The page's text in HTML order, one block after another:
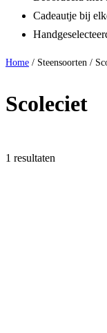
Cadeautje bij
Home / Steensoorten /
Scoleciet
1 resultaten